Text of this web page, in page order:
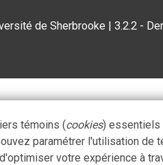
de Sherbrooke |3.2.2 -
témoins (cookies) essentiels
paramétrer l'utilisation de
votre expérience à